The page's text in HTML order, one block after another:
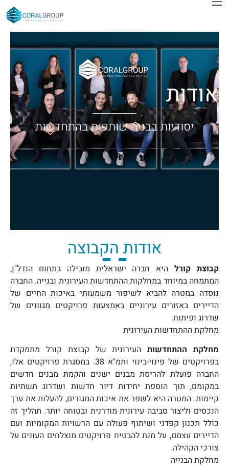
אודות
יסודיות בבניה שותפות בהתחדשות
אודות הקבוצה
קבוצת קורלהיא חברה ישראלית מובילה בתחום הנדל"ן,
המתמחה במיוחד במחלקות ההתחדשות העירונית ובנייה. החברה
נוסדה במטרה להביא לשיפור משמעותי באיכות החיים של
הדיירים באזורים עירוניים באמצעות פרויקטים מגוונים של
שדרוג ופיתוח.
מחלקת ההתחדשות העירונית
מחלקת ההתחדשותהעירונית של קבוצת קורל מתמקדת
בפרויקטים של פינוי-בינוי ותמ"א 38. במסגרת פרויקטים אלו,
החברה פועלת להריסת מבנים ישנים והקמת מבנים חדשים
במקומם, תוך הוספת יחידות דיור חדשות ושדרוג תשתיות
קיימות. המטרה היא לשפר את איכות המגורים, להעלות את ערך
הנכסים וליצור סביבה עירונית מודרנית ובטוחה יותר. תהליך זה
כולל תכנון קפדני ושיתוף פעולה עם הרשויות המקומיות ועם
הדיירים עצמם, על מנת להבטיח פרויקטים מוצלחים העונים על
צורכי הקהילה.
מחלקת הבנייה